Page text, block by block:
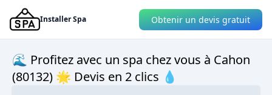
Installer Spa Obtenir un devis gratuit
🌊 Profitez avec un spa chez vous à Cahon
(80132) 🌟 Devis en 2 clics 💧